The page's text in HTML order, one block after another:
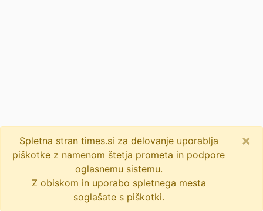
Spletna stran times.si za delovanje uporablja
piškotke z namenom štetja prometa in podpore
oglasnemu sistemu.
Z obiskom in uporabo spletnega mesta
soglašate s piškotki.
×